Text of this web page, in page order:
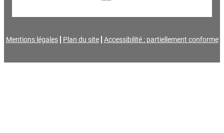
Mentions légales Plan du site Accessibilité : partiellement conforme